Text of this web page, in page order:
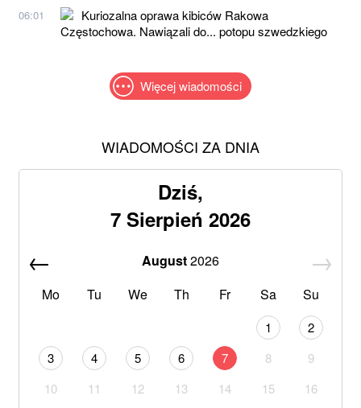
06:01
Kuriozalna oprawa kibiców Rakowa
Częstochowa. Nawiązali do... potopu szwedzkiego
Więcej wiadomości
WIADOMOŚCI ZA DNIA
Dziś,
7 Sierpień 2026
August2026
Mo
Tu We Th Fr Sa Su
1
2
3
4 5 6 7 8
9
10
11 12 13 14 15
16